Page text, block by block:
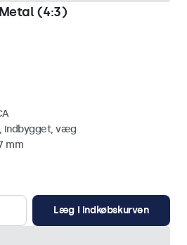
(4:3)
indbygget, væg
mm
Læg i indkøbskurven